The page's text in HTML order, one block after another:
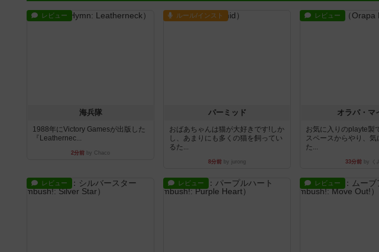
レビュー
海兵隊
1988年にVictory Gamesが出版した
『Leathernec...
2分前 by Chaco
ルール/インスト
パーミッド
おばあちゃんは猫が大好きです!しか
し、あまりにも多くの猫を飼ってい
るた...
8分前 by jurong
レビュー
オラパ・マ
お気に入りのplayte製
スペースからやり、気
た...
33分前 by く
レビュー レビュー レビュー